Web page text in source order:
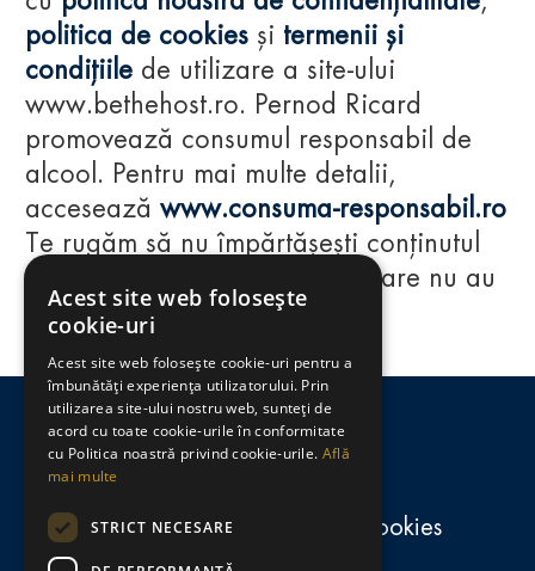
Regulamente
consumă-responsabil.ro
Politica de confidențialitate și cookies
politica de cookies și termenii și
condițiile de utilizare a site-ului
www.bethehost.ro. Pernod Ricard
promovează consumul responsabil de
alcool. Pentru mai multe detalii,
accesează www.consuma-responsabil.ro
Te rugăm să nu împărtășești conținutul
acestui website cu persoane care nu au
împlinit vârsta de 18 ani.
Acest site web folosește
cookie-uri
Acest site web folosește cookie-uri pentru a
îmbunătăți experiența utilizatorului. Prin
utilizarea site-ului nostru web, sunteți de
acord cu toate cookie-urile în conformitate
cu Politica noastră privind cookie-urile. Află
mai multe
STRICT NECESARE